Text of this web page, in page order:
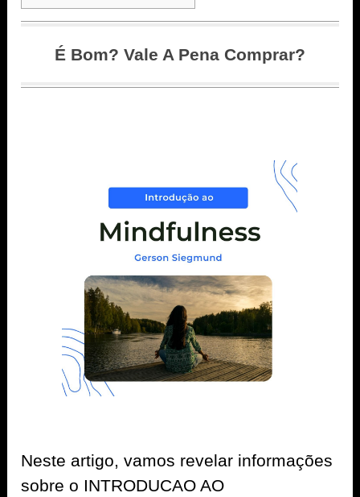
É Bom? Vale A Pena Comprar?
Neste artigo, vamos revelar informações
sobre o INTRODUCAO AO